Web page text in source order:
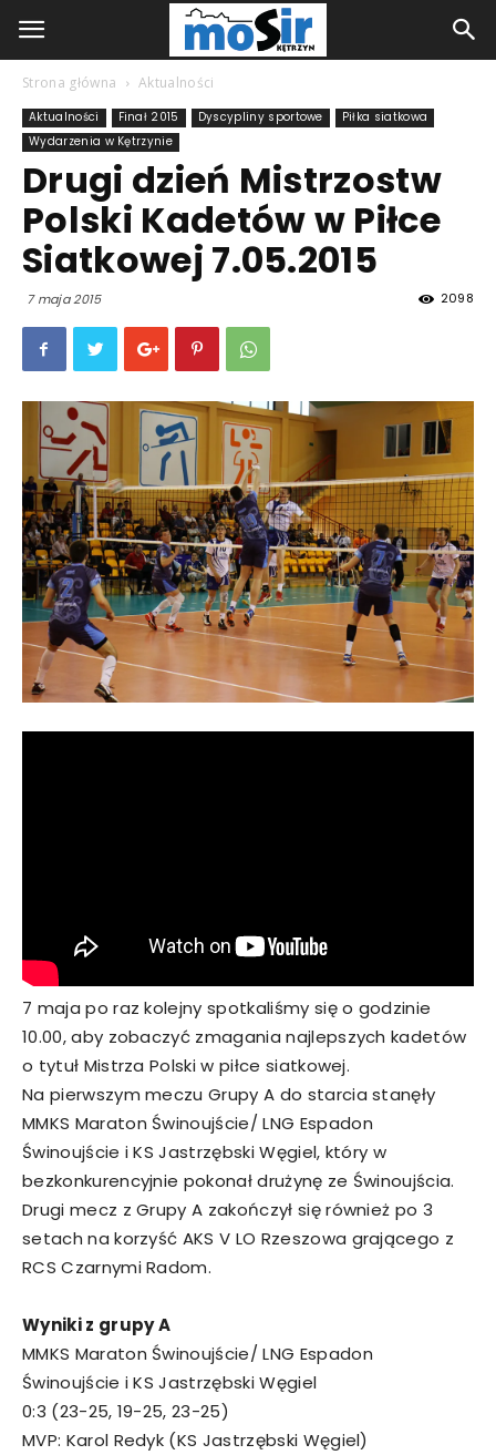
Strona główna Aktualności
Aktualności Finał 2015 Dyscypliny sportowe
Piłka siatkowa
Wydarzenia w Kętrzynie
Drugi dzień Mistrzostw
Polski Kadetów w Piłce
Siatkowej 7.05.2015
7 maja 2015 2098
7 maja po raz kolejny spotkaliśmy się o godzinie
10.00, aby zobaczyć zmagania najlepszych kadetów
o tytuł Mistrza Polski w piłce siatkowej.
Na pierwszym meczu Grupy A do starcia stanęły
MMKS Maraton Świnoujście/ LNG Espadon
Świnoujście i KS Jastrzębski Węgiel, który w
bezkonkurencyjnie pokonał drużynę ze Świnoujścia.
Drugi mecz z Grupy A zakończył się również po 3
setach na korzyść AKS V LO Rzeszowa grającego z
RCS Czarnymi Radom.
Wyniki z grupy A
MMKS Maraton Świnoujście/ LNG Espadon
Świnoujście i KS Jastrzębski Węgiel
0:3 (23-25, 19-25, 23-25)
MVP: Karol Redyk (KS Jastrzębski Węgiel)